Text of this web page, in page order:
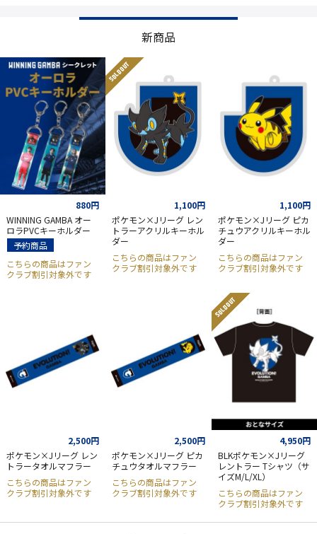
新商品
880円
WINNING GAMBA オー
ロラPVCキーホルダー
予約商品
こちらの商品はファン
クラブ割引対象外です
SOLD OUT
1,100円
ポケモン×Jリーグ レン
トラーアクリルキーホル
ダー
こちらの商品はファン
クラブ割引対象外です
1,100円
ポケモン×Jリーグ ピカ
チュウアクリルキーホル
ダー
こちらの商品はファン
クラブ割引対象外です
2,500円
ポケモン×Jリーグ レン
トラータオルマフラー
こちらの商品はファン
クラブ割引対象外です
2,500円
ポケモン×Jリーグ ピカ
チュウタオルマフラー
こちらの商品はファン
クラブ割引対象外です
SOLD OUT
4,950円
BLKポケモン×Jリーグ
レントラー Tシャツ（サ
イズM/L/XL）
こちらの商品はファン
クラブ割引対象外です